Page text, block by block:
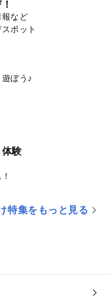
など
ポット
ぼう♪
験
特集をもっと見る